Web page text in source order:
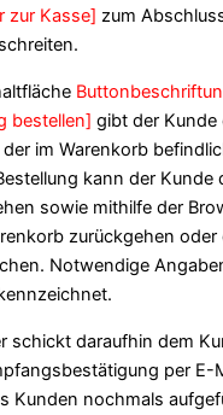
zur Kasse] zum
bestellen] gibt der Kunde
im Warenkorb
kann der Kunde
sowie mithilfe der
zurückgehen
Notwendige
schickt daraufhin dem
per E-
Kunden nochmals